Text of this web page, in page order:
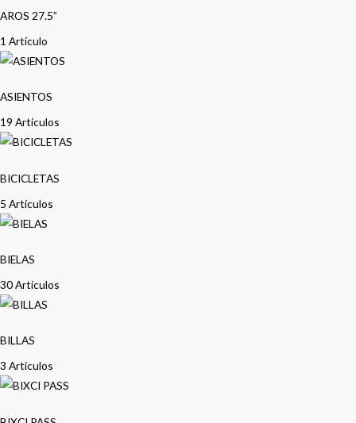
AROS 27.5”
1 Artículo
ASIENTOS
19 Artículos
BICICLETAS
5 Artículos
BIELAS
30 Artículos
BILLAS
3 Artículos